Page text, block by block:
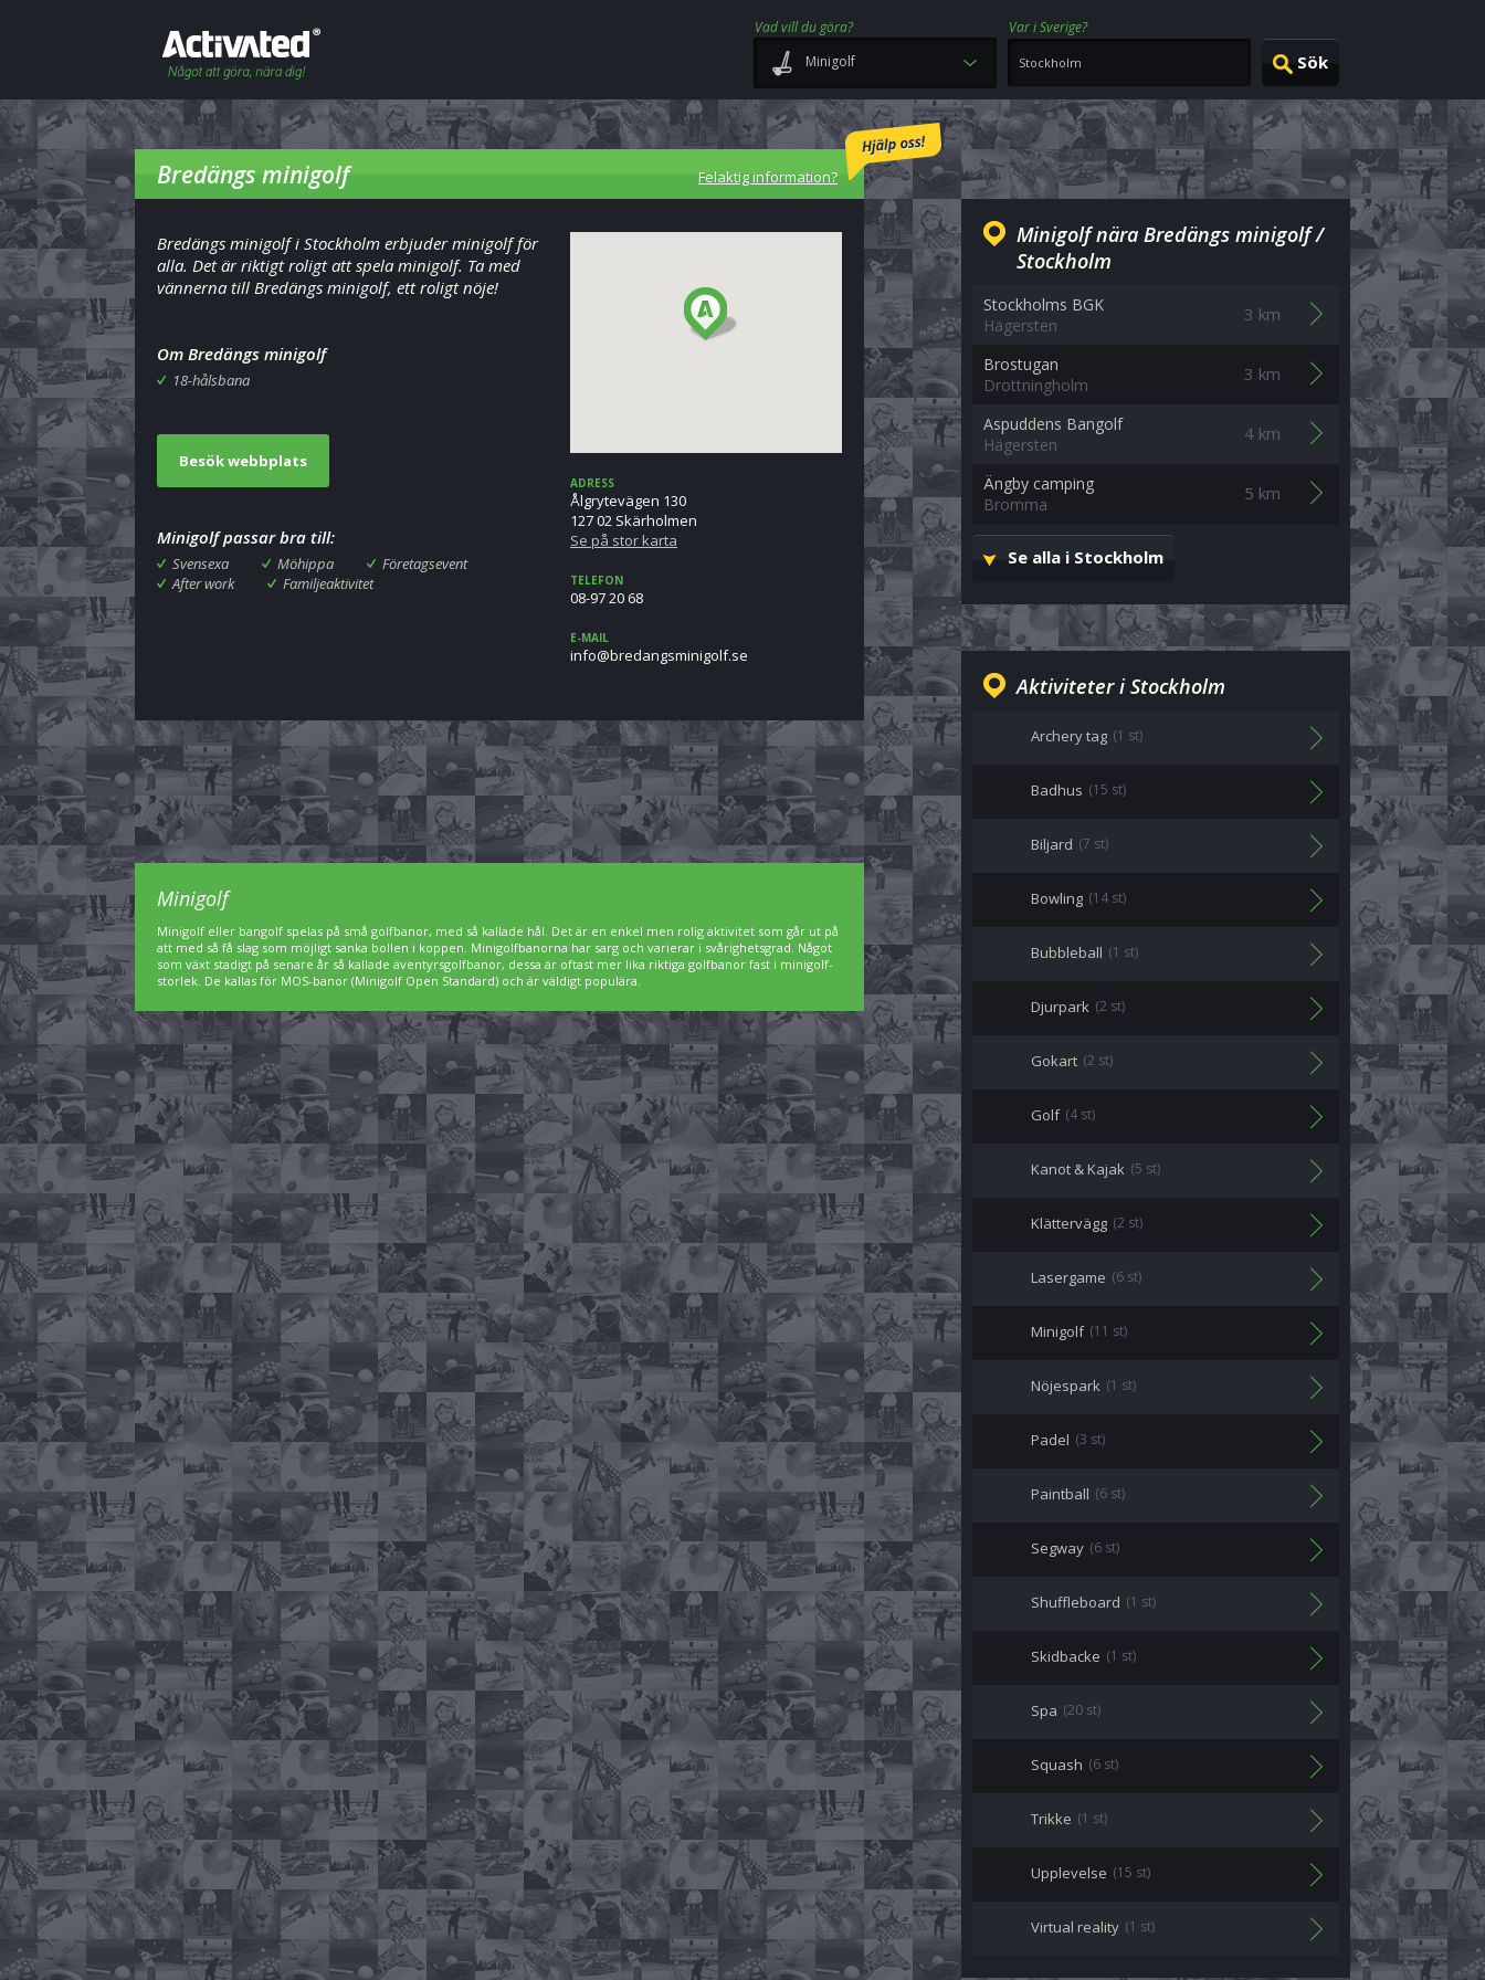
Vad vill du göra?
Var i Sverige?
Minigolf
Bredängs minigolf Felaktig information?
Bredängs minigolf i Stockholm erbjuder minigolf för
alla. Det är riktigt roligt att spela minigolf. Ta med
vännerna till Bredängs minigolf, ett roligt nöje!
Om Bredängs minigolf
18-hålsbana
Besök webbplats
Minigolf passar bra till:
Svensexa Möhippa
Företagsevent
After work
Familjeaktivitet
ADRESS
Ålgrytevägen 130
127 02 Skärholmen
Se på stor karta
TELEFON
08-97 20 68
E-MAIL
es.floginimsgnaderb@ofni
Minigolf nära Bredängs minigolf /
Stockholm
Stockholms BGK
Hägersten
3 km
Brostugan
Drottningholm
3 km
Aspuddens Bangolf
Hägersten
4 km
Ängby camping
Bromma
5 km
Se alla i Stockholm
Aktiviteter i Stockholm
Archery tag (1 st)
Badhus (15 st)
Biljard (7 st)
Bowling (14 st)
Bubbleball (1 st)
Djurpark (2 st)
Gokart (2 st)
Golf (4 st)
Kanot & Kajak (5 st)
Klättervägg (2 st)
Lasergame (6 st)
Minigolf (11 st)
Nöjespark (1 st)
Padel (3 st)
Paintball (6 st)
Segway (6 st)
Shuffleboard (1 st)
Skidbacke (1 st)
Spa (20 st)
Squash (6 st)
Trikke (1 st)
Upplevelse (15 st)
Virtual reality (1 st)
Minigolf
Minigolf eller bangolf spelas på små golfbanor, med så kallade hål. Det är en enkel men rolig aktivitet som går ut på
att med så få slag som möjligt sänka bollen i koppen. Minigolfbanorna har sarg och varierar i svårighetsgrad. Något
som växt stadigt på senare år så kallade äventyrsgolfbanor, dessa är oftast mer lika riktiga golfbanor fast i minigolf-
storlek. De kallas för MOS-banor (Minigolf Open Standard) och är väldigt populära.